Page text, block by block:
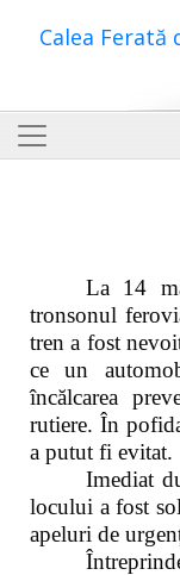
Calea Ferată
La 14
tronsonul
tren a fost
ce un
încălcarea
rutiere. În
a putut fi evitat.
Imediat
locului a fost
apeluri de